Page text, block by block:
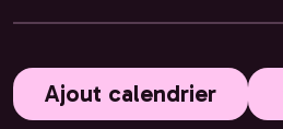
Ajout calendrier